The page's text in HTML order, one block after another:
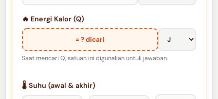
🔥 Energi Kalor (Q)
= ? dicari
Saat mencari Q, satuan ini digunakan untuk jawaban.
🌡️ Suhu (awal & akhir)